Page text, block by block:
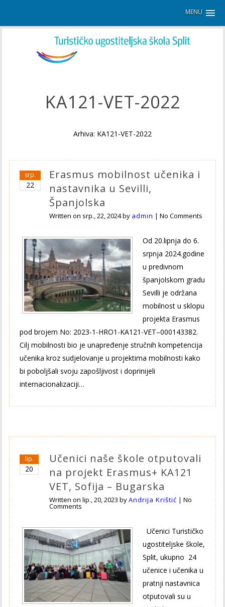
MENU
KA121-VET-2022
Arhiva: KA121-VET-2022
srp.
22
Erasmus mobilnost učenika i
nastavnika u Sevilli,
Španjolska
Written on srp., 22, 2024by admin |No Comments
Od 20.lipnja do 6.
srpnja 2024.godine
u predivnom
španjolskom gradu
Sevilli je održana
mobilnost u sklopu
projekta Erasmus
pod brojem No: 2023-1-HRO1-KA121-VET–000143382.
Cilj mobilnosti bio je unapređenje stručnih kompetencija
učenika kroz sudjelovanje u projektima mobilnosti kako
bi poboljšali svoju zapošljivost i doprinijeli
internacionalizaciji…
lip.
20
Učenici naše škole otputovali
na projekt Erasmus+ KA121
VET, Sofija – Bugarska
Written onlip., 20, 2023 byAndrija Krištić |No
Comments
Učenici Turističko
ugostiteljske škole,
Split, ukupno 24
učenice i učenika u
pratnji nastavnica
otputovali su u